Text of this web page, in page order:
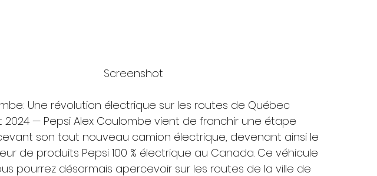
Screenshot
Une révolution électrique sur les routes de Québec
2024 — Pepsi Alex Coulombe vient de franchir une étape
son tout nouveau camion électrique, devenant ainsi le
de produits Pepsi 100 % électrique au Canada. Ce véhicule
pourrez désormais apercevoir sur les routes de la ville de